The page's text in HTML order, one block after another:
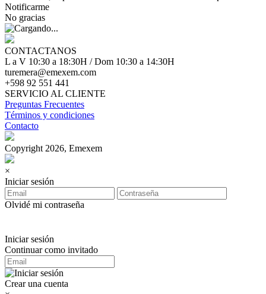
Notificarme
No gracias
CONTACTANOS
L a V 10:30 a 18:30H / Dom 10:30 a 14:30H
turemera@emexem.com
+598 92 551 441
SERVICIO AL CLIENTE
Preguntas Frecuentes
Términos y condiciones
Contacto
Copyright 2026, Emexem
×
Iniciar sesión
Olvidé mi contraseña
Iniciar sesión
Continuar como invitado
Crear una cuenta